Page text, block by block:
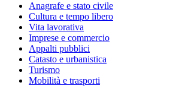
Anagrafe e stato civile
Cultura e tempo libero
Vita lavorativa
Imprese e commercio
Appalti pubblici
Catasto e urbanistica
Turismo
Mobilità e trasporti